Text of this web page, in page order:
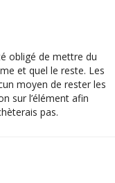
obligé de mettre du
et quel le reste. Les
moyen de rester les
sur l’élément afin
pas.